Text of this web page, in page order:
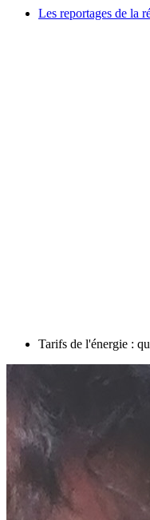
Les reportages de la
Tarifs de l'énergie :